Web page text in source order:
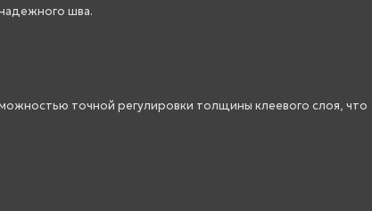
шва.
точной регулировки толщины клеевого слоя, что